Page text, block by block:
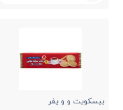
بیسکویت و و یفر